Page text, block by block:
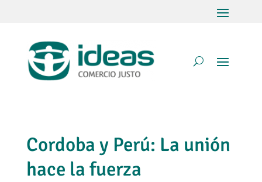
Cordoba y Perú: La unión
hace la fuerza